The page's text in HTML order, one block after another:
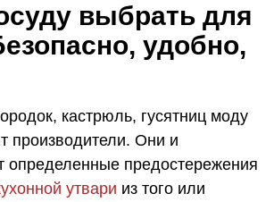
выбрать для
удобно,
кастрюль, гусятниц моду
производители. Они и
определенные предостережения
утвари из того или